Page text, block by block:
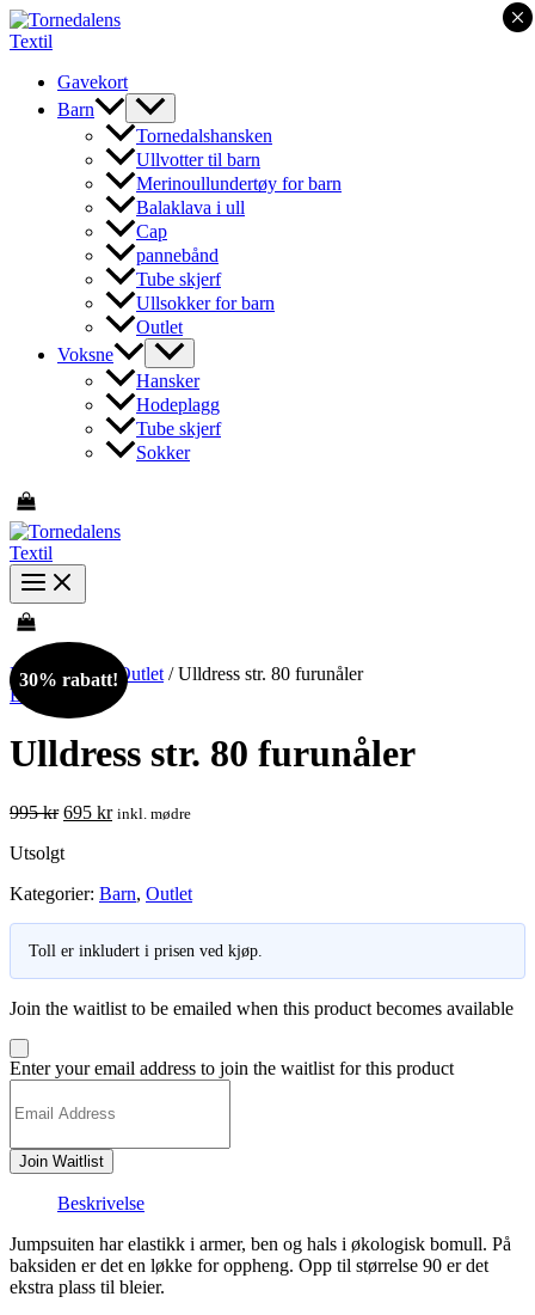
Hopp
rett
innholdetGavekort
Barn
Tornedalshansken
Ullvotter til barn
Merinoullundertøy for barn
Balaklava i ull
Cap
pannebånd
Tube skjerf
Ullsokker for barn
Outlet
Voksne
Hansker
Hodeplagg
Tube skjerf
Sokker
30% rabatt!
Hjem/Barn/ Outlet / Ulldress str. 80 furunåler
Barn
Ulldress str. 80 furunåler
995kr Opprinnelig
var:
695 krNåværende
inkl. mødre
Utsolgt
Kategorier: Barn, Outlet
Toll er inkludert i prisen ved kjøp.
Join the waitlist to be emailed when this product becomes available
Dismiss
notification
Enter your email address to join the waitlist for this product
Join Waitlist
Beskrivelse
Jumpsuiten har elastikk i armer, ben og hals i økologisk bomull. På
baksiden er det en løkke for oppheng. Opp til størrelse 90 er det
ekstra plass til bleier.
×